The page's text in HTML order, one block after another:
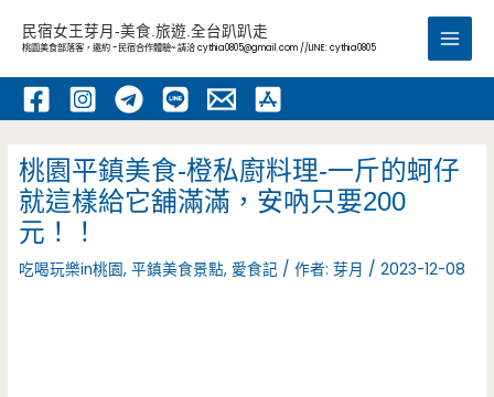
內
民宿女王芽月-美食.旅遊.全台趴趴走
桃園美食部落客，邀約 -民宿合作體驗~ 請洽cythia0805@gmail.com //LINE: cythia0805
Main
桃園平鎮美食-橙私廚料理-一斤的蚵仔
就這樣給它舖滿滿，安吶只要200
元！！
吃喝玩樂in桃園,平鎮美食景點, 愛食記 / 作者:芽月 /2023-12-08